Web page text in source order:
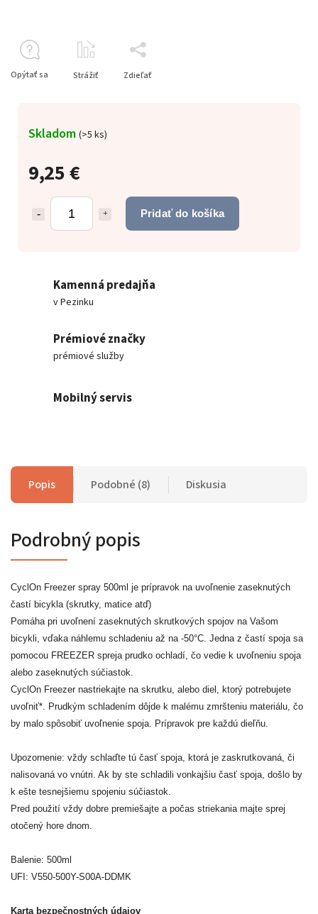
9,25 €
Pridať do košíka
Skladom (>5 ks)
Opýtať sa Strážiť Zdieľať
Kamenná predajňa
v Pezinku
Prémiové značky
prémiové služby
Mobilný servis
Popis Podobné (8) Diskusia
Podrobný popis
CyclOn Freezer spray 500ml je prípravok na uvoľnenie zaseknutých
častí bicykla (skrutky, matice atď)
Pomáha pri uvoľnení zaseknutých skrutkových spojov na Vašom
bicykli, vďaka náhlemu schladeniu až na -50°C. Jedna z častí spoja sa
pomocou FREEZER spreja prudko ochladí, čo vedie k uvoľneniu spoja
alebo zaseknutých súčiastok.
CyclOn Freezer nastriekajte na skrutku, alebo diel, ktorý potrebujete
uvoľniť*. Prudkým schladením dôjde k malému zmršteniu materiálu, čo
by malo spôsobiť uvoľnenie spoja. Prípravok pre každú dieľňu.
Upozornenie: vždy schlaďte tú časť spoja, ktorá je zaskrutkovaná, či
nalisovaná vo vnútri. Ak by ste schladili vonkajšiu časť spoja, došlo by
k ešte tesnejšiemu spojeniu súčiastok.
Pred použití vždy dobre premiešajte a počas striekania majte sprej
otočený hore dnom.
Balenie: 500ml
UFI: V550-500Y-S00A-DDMK
Karta bezpečnostných údajov